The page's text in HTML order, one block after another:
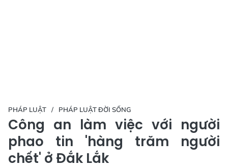
PHÁP LUẬT PHÁP LUẬT ĐỜI SỐNG
Công an làm việc với người
phao tin 'hàng trăm người
chết' ở Đắk Lắk